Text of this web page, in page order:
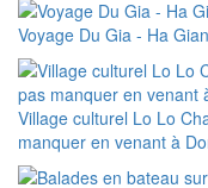
Voyage Du Gia - Ha
Village culturel Lo Lo
manquer en venant à